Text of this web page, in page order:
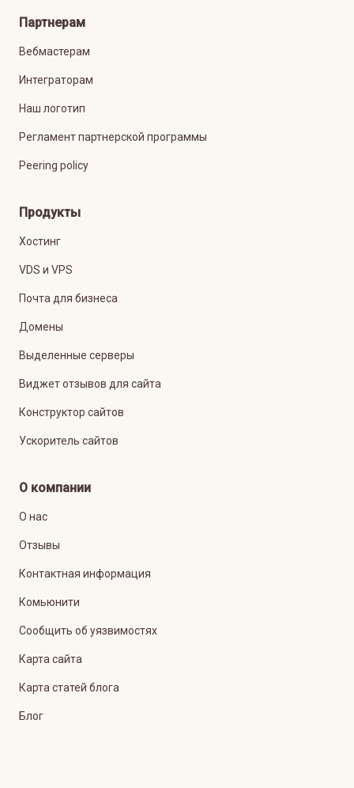
Партнерам
Вебмастерам
Интеграторам
Наш логотип
Регламент партнерской программы
Peering policy
Продукты
Хостинг
VDS и VPS
Почта для бизнеса
Домены
Выделенные серверы
Виджет отзывов для сайта
Конструктор сайтов
Ускоритель сайтов
О компании
О нас
Отзывы
Контактная информация
Комьюнити
Сообщить об уязвимостях
Карта сайта
Карта статей блога
Блог